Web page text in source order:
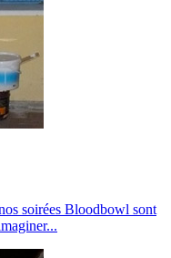
soirées Bloodbowl sont